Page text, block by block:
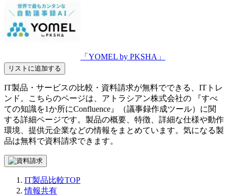
「YOMEL by PKSHA」
リストに追加する
IT製品・サービスの比較・資料請求が無料でできる、ITトレ
ンド。こちらのページは、 アトラシアン株式会社の 『すべ
ての知識を1か所にConfluence 』（議事録作成ツール）に関
する詳細ページです。製品の概要、特徴、詳細な仕様や動作
環境、提供元企業などの情報をまとめています。気になる製
品は無料で資料請求できます。
IT製品比較TOP
情報共有